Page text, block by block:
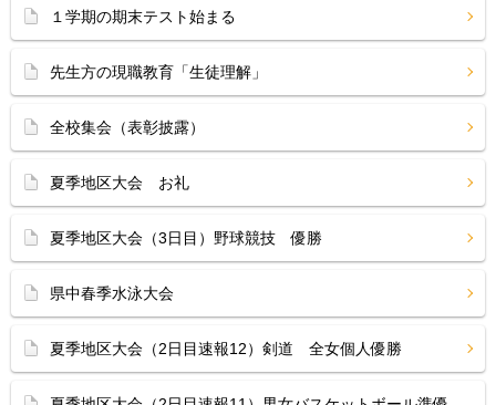
１学期の期末テスト始まる
先生方の現職教育「生徒理解」
全校集会（表彰披露）
夏季地区大会 お礼
夏季地区大会（3日目）野球競技 優勝
県中春季水泳大会
夏季地区大会（2日目速報12）剣道 全女個人優勝